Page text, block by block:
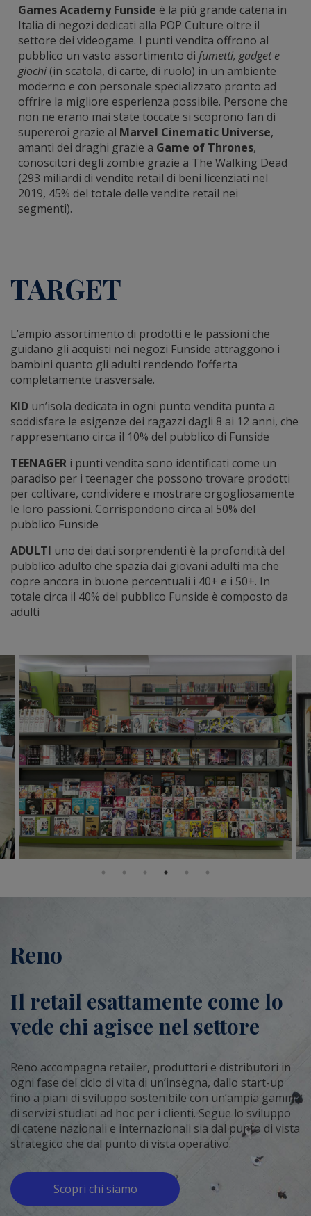
Games Academy Funside è la più grande catena in
Italia di negozi dedicati alla POP Culture oltre il
settore dei videogame. I punti vendita offrono al
pubblico un vasto assortimento di fumetti, gadget e
giochi(in scatola, di carte, di ruolo) in un ambiente
moderno e con personale specializzato pronto ad
offrire la migliore esperienza possibile. Persone che
non ne erano mai state toccate si scoprono fan di
supereroi grazie al Marvel Cinematic Universe,
amanti dei draghi grazie a Game of Thrones,
conoscitori degli zombie grazie a The Walking Dead
(293 miliardi di vendite retail di beni licenziati nel
2019, 45% del totale delle vendite retail nei
segmenti).
TARGET
L’ampio assortimento di prodotti e le passioni che
guidano gli acquisti nei negozi Funside attraggono i
bambini quanto gli adulti rendendo l’offerta
completamente trasversale.
KID un’isola dedicata in ogni punto vendita punta a
soddisfare le esigenze dei ragazzi dagli 8 ai 12 anni, che
rappresentano circa il 10% del pubblico di Funside
TEENAGER i punti vendita sono identificati come un
paradiso per i teenager che possono trovare prodotti
per coltivare, condividere e mostrare orgogliosamente
le loro passioni. Corrispondono circa al 50% del
pubblico Funside
ADULTI uno dei dati sorprendenti è la profondità del
pubblico adulto che spazia dai giovani adulti ma che
copre ancora in buone percentuali i 40+ e i 50+. In
totale circa il 40% del pubblico Funside è composto da
adulti
Reno
Il retail esattamente come lo
vede chi agisce nel settore
Reno accompagna retailer, produttori e distributori in
ogni fase del ciclo di vita di un’insegna, dallo start-up
fino a piani di sviluppo sostenibile con un’ampia gamma
di servizi studiati ad hoc per i clienti. Segue lo sviluppo
di catene nazionali e internazionali sia dal punto di vista
strategico che dal punto di vista operativo.
Scopri chi siamo